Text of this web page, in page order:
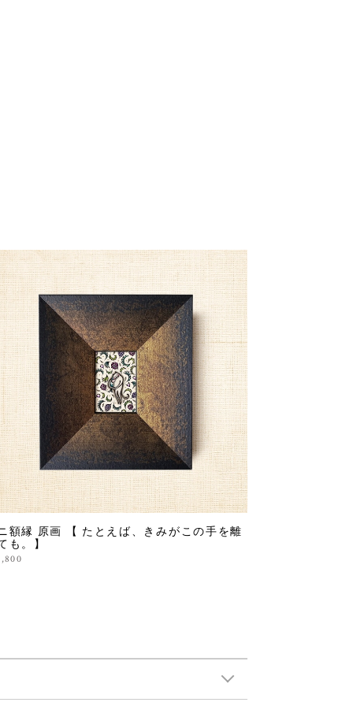
額縁 原画 【 たとえば、きみがこの手を離
も。】